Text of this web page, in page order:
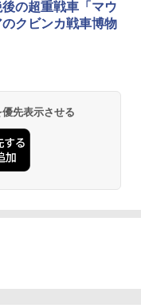
後の超重戦車「マウ
クビンカ戦車博物
先表示させる